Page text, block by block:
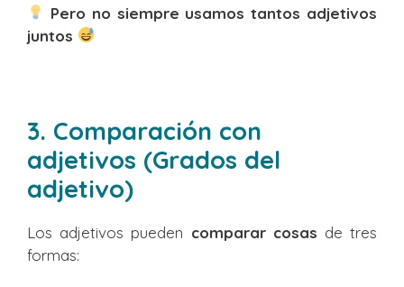
Pero no siempre usamos tantos adjetivos
juntos
3. Comparación con
adjetivos (Grados del
adjetivo)
Los adjetivos pueden comparar cosas de tres
formas: